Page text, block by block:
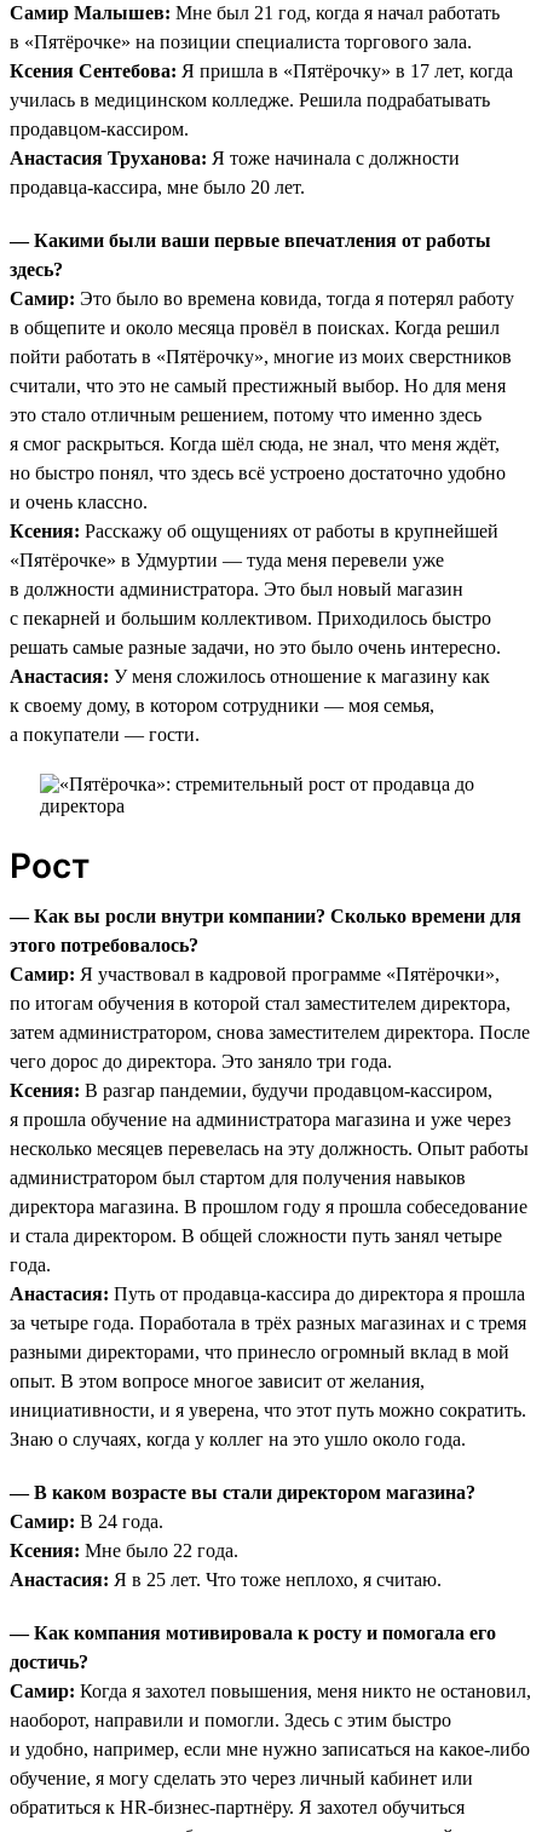
Самир Малышев: Мне был 21 год, когда я начал работать
в «Пятёрочке» на позиции специалиста торгового зала.
Ксения Сентебова: Я пришла в «Пятёрочку» в 17 лет, когда
училась в медицинском колледже. Решила подрабатывать
продавцом-кассиром.
Анастасия Труханова: Я тоже начинала с должности
продавца-кассира, мне было 20 лет.
— Какими были ваши первые впечатления от работы
здесь?
Самир: Это было во времена ковида, тогда я потерял работу
в общепите и около месяца провёл в поисках. Когда решил
пойти работать в «Пятёрочку», многие из моих сверстников
считали, что это не самый престижный выбор. Но для меня
это стало отличным решением, потому что именно здесь
я смог раскрыться. Когда шёл сюда, не знал, что меня ждёт,
но быстро понял, что здесь всё устроено достаточно удобно
и очень классно.
Ксения: Расскажу об ощущениях от работы в крупнейшей
«Пятёрочке» в Удмуртии — туда меня перевели уже
в должности администратора. Это был новый магазин
с пекарней и большим коллективом. Приходилось быстро
решать самые разные задачи, но это было очень интересно.
Анастасия: У меня сложилось отношение к магазину как
к своему дому, в котором сотрудники — моя семья,
а покупатели — гости.
Рост
— Как вы росли внутри компании? Сколько времени для
этого потребовалось?
Самир: Я участвовал в кадровой программе «Пятёрочки»,
по итогам обучения в которой стал заместителем директора,
затем администратором, снова заместителем директора. После
чего дорос до директора. Это заняло три года.
Ксения: В разгар пандемии, будучи продавцом-кассиром,
я прошла обучение на администратора магазина и уже через
несколько месяцев перевелась на эту должность. Опыт работы
администратором был стартом для получения навыков
директора магазина. В прошлом году я прошла собеседование
и стала директором. В общей сложности путь занял четыре
года.
Анастасия: Путь от продавца-кассира до директора я прошла
за четыре года. Поработала в трёх разных магазинах и с тремя
разными директорами, что принесло огромный вклад в мой
опыт. В этом вопросе многое зависит от желания,
инициативности, и я уверена, что этот путь можно сократить.
Знаю о случаях, когда у коллег на это ушло около года.
— В каком возрасте вы стали директором магазина?
Самир: В 24 года.
Ксения: Мне было 22 года.
Анастасия: Я в 25 лет. Что тоже неплохо, я считаю.
— Как компания мотивировала к росту и помогала его
достичь?
Самир: Когда я захотел повышения, меня никто не остановил,
наоборот, направили и помогли. Здесь с этим быстро
и удобно, например, если мне нужно записаться на какое-либо
обучение, я могу сделать это через личный кабинет или
обратиться к HR-бизнес-партнёру. Я захотел обучиться